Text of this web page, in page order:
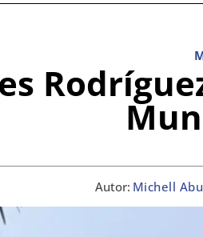
Autor: Michell